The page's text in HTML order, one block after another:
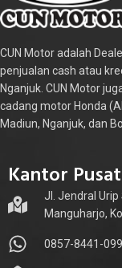
CUN Motor adalah
penjualan cash atau
Nganjuk. CUN Motor
cadang motor Honda
Madiun, Nganjuk, dan
Kantor Pusat
Jl. Jendral Urip
Manguharjo,
0857-8441-